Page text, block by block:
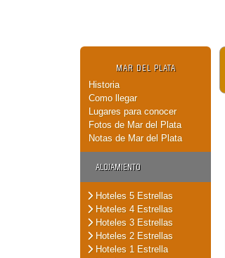
MAR DEL PLATA
Historia
Como llegar
Lugares para conocer
Fotos de Mar del Plata
Notas de Mar del Plata
ALOJAMIENTO
Hoteles 5 Estrellas
Hoteles 4 Estrellas
Hoteles 3 Estrellas
Hoteles 2 Estrellas
Hoteles 1 Estrella